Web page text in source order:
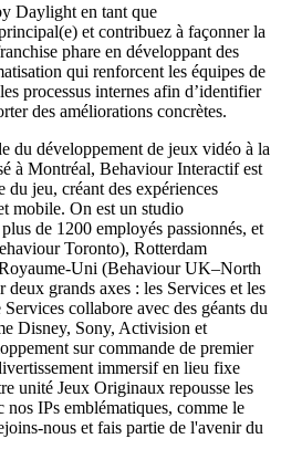
Daylight en tant que
et contribuez à façonner la
phare en développant des
qui renforcent les équipes de
processus internes afin d’identifier
des améliorations concrètes.
du développement de jeux vidéo à la
à Montréal, Behaviour Interactif est
du jeu, créant des expériences
mobile. On est un studio
de 1200 employés passionnés, et
Toronto), Rotterdam
Uni (Behaviour UK–North
grands axes : les Services et les
collabore avec des géants du
Disney, Sony, Activision et
sur commande de premier
immersif en lieu fixe
unité Jeux Originaux repousse les
IPs emblématiques, comme le
nous et fais partie de l'avenir du